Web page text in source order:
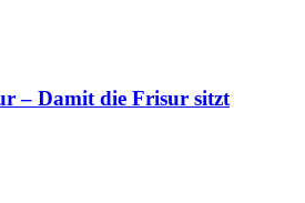
– Damit die Frisur sitzt